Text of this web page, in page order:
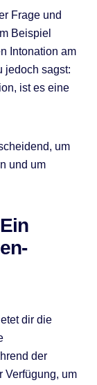
Frage und
Beispiel
Intonation am
jedoch sagst:
ist es eine
um
und um
dir die
der
Verfügung, um